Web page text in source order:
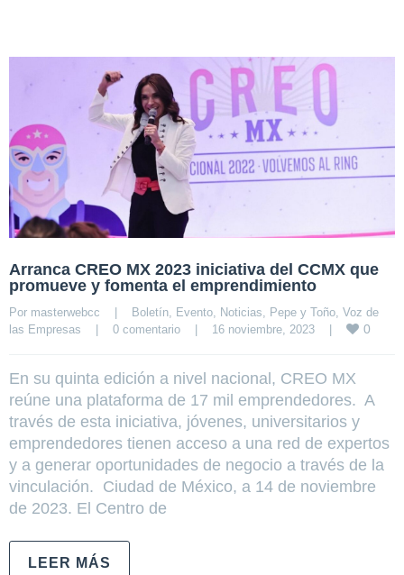
Arranca CREO MX 2023 iniciativa del CCMX que
promueve y fomenta el emprendimiento
Por masterwebcc Boletín, Evento, Noticias, Pepe y Toño, Voz de
las Empresas
0 comentario 16 noviembre, 2023 0
En su quinta edición a nivel nacional, CREO MX
reúne una plataforma de 17 mil emprendedores. A
través de esta iniciativa, jóvenes, universitarios y
emprendedores tienen acceso a una red de expertos
y a generar oportunidades de negocio a través de la
vinculación. Ciudad de México, a 14 de noviembre
de 2023. El Centro de
LEER MÁS